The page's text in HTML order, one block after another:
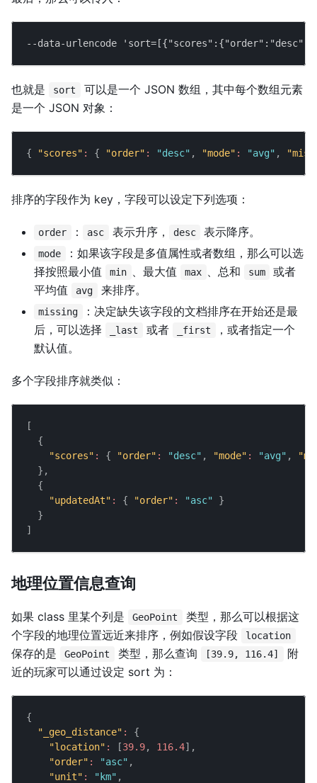
--data-urlencode
也就是 sort
可以是一个 JSON 数组，其中每个数组元素
是一个 JSON 对象：
{ "scores" : { "order" : "desc" , "mode" : "avg" ,
排序的字段作为 key，字段可以设定下列选项：
order ： asc 表示升序， desc 表示降序。
mode
：如果该字段是多值属性或者数组，那么可以选
择按照最小值
min 、最大值 max 、总和 sum
或者
平均值
avg 来排序。
missing
：决定缺失该字段的文档排序在开始还是最
后，可以选择
_last 或者 _first
，或者指定一个
默认值。
多个字段排序就类似：
[
{
"scores" : { "order" : "desc" , "mode" : "avg" ,
} ,
{
"updatedAt" : { "order" : "asc"
}
}
]
地理位置信息查询
如果 class 里某个列是 GeoPoint
类型，那么可以根据这
个字段的地理位置远近来排序，例如假设字段
location
保存的是 GeoPoint 类型，那么查询 [39.9, 116.4]
附
近的玩家可以通过设定 sort 为：
{
"_geo_distance" :
{
"location" : [39.9, 116.4] ,
"order" : "asc" ,
"unit" : "km" ,